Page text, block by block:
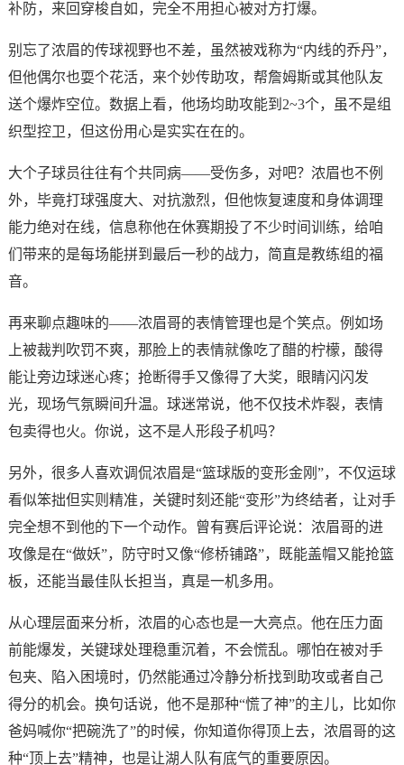
补防，来回穿梭自如，完全不用担心被对方打爆。
别忘了浓眉的传球视野也不差，虽然被戏称为“内线的乔丹”，
但他偶尔也耍个花活，来个妙传助攻，帮詹姆斯或其他队友
送个爆炸空位。数据上看，他场均助攻能到2~3个，虽不是组
织型控卫，但这份用心是实实在在的。
大个子球员往往有个共同病——受伤多，对吧？浓眉也不例
外，毕竟打球强度大、对抗激烈，但他恢复速度和身体调理
能力绝对在线，信息称他在休赛期投了不少时间训练，给咱
们带来的是每场能拼到最后一秒的战力，简直是教练组的福
音。
再来聊点趣味的——浓眉哥的表情管理也是个笑点。例如场
上被裁判吹罚不爽，那脸上的表情就像吃了醋的柠檬，酸得
能让旁边球迷心疼；抢断得手又像得了大奖，眼睛闪闪发
光，现场气氛瞬间升温。球迷常说，他不仅技术炸裂，表情
包卖得也火。你说，这不是人形段子机吗？
另外，很多人喜欢调侃浓眉是“篮球版的变形金刚”，不仅运球
看似笨拙但实则精准，关键时刻还能“变形”为终结者，让对手
完全想不到他的下一个动作。曾有赛后评论说：浓眉哥的进
攻像是在“做妖”，防守时又像“修桥铺路”，既能盖帽又能抢篮
板，还能当最佳队长担当，真是一机多用。
从心理层面来分析，浓眉的心态也是一大亮点。他在压力面
前能爆发，关键球处理稳重沉着，不会慌乱。哪怕在被对手
包夹、陷入困境时，仍然能通过冷静分析找到助攻或者自己
得分的机会。换句话说，他不是那种“慌了神”的主儿，比如你
爸妈喊你“把碗洗了”的时候，你知道你得顶上去，浓眉哥的这
种“顶上去”精神，也是让湖人队有底气的重要原因。